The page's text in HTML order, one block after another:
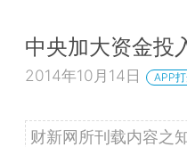
中央加大资金投
2014年10月14日 APP
财新网所刊载内容之